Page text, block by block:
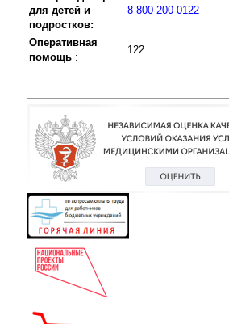
для детей и
подростков:
8-800-200-0122
Оперативная
помощь :
122